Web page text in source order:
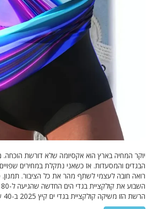
יוקר המחיה בארץ הוא אקסיומה שלא דורשת הוכחה.
הבגדים והמסעדות. אז כשאני נתקלת במחירים
הרשת הזו משיקה קולקציית בגדי ים קיץ 2025 ב-40 שקלים…